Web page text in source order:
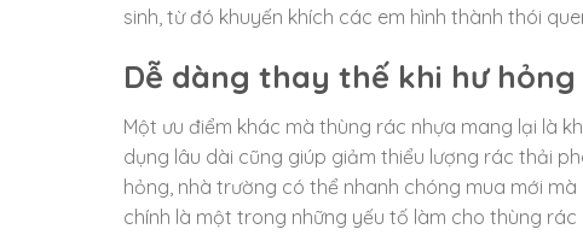
sinh, từ đó khuyến khích các em hình thành thói
Dễ dàng thay thế khi hư hỏng
Một ưu điểm khác mà thùng rác nhựa mang lại là
dụng lâu dài cũng giúp giảm thiểu lượng rác thải
hỏng, nhà trường có thể nhanh chóng mua mới
chính là một trong những yếu tố làm cho thùng